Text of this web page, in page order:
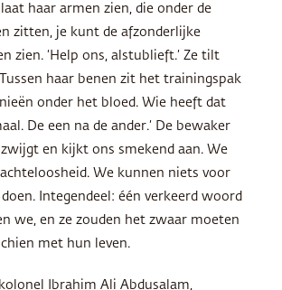
haar armen zien, die onder de
zitten, je kunt de afzonderlijke
zien. ‘Help ons, alstublieft.’ Ze tilt
haar benen zit het trainingspak
onder het bloed. Wie heeft dat
De een na de ander.’ De bewaker
en kijkt ons smekend aan. We
We kunnen niets voor
Integendeel: één verkeerd woord
we, en ze zouden het zwaar moeten
met hun leven.
Ibrahim Ali Abdusalam,